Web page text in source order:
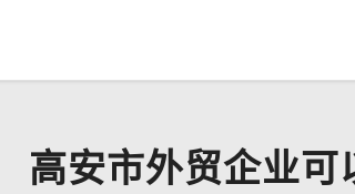
高安市外贸企业